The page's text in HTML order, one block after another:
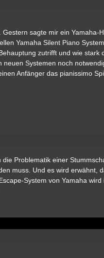
sagte mir ein Yamaha-
Yamaha Silent Piano
zutrifft und wie stark
Systemen noch
Anfänger das pianissimo
Problematik einer
muss. Und es wird erwähnt,
System von Yamaha wird